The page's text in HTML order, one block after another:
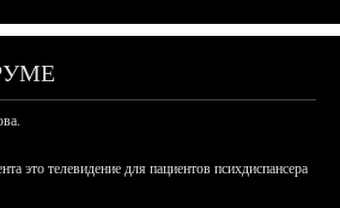
это телевидение для пациентов психдиспансера